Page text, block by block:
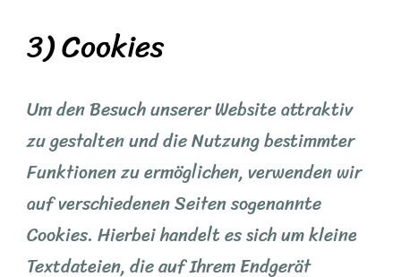
3) Cookies
Um den Besuch unserer Website attraktiv
zu gestalten und die Nutzung bestimmter
Funktionen zu ermöglichen, verwenden wir
auf verschiedenen Seiten sogenannte
Cookies. Hierbei handelt es sich um kleine
Textdateien, die auf Ihrem Endgerät